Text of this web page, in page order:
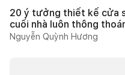
20 ý tưởng thiết kế cửa
cuối nhà luôn thông
Nguyễn Quỳnh Hương